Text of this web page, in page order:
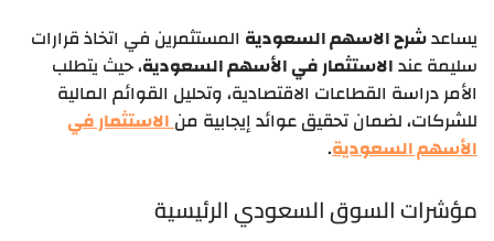
يساعدشرح الاسهم السعودية المستثمرين في اتخاذ قرارات
سليمة عندالاستثمار في الأسهم السعودية، حيث يتطلب
الأمر دراسة القطاعات الاقتصادية، وتحليل القوائم المالية
للشركات، لضمان تحقيق عوائد إيجابية منالاستثمار في
الأسهم السعودية.
مؤشرات السوق السعودي الرئيسية